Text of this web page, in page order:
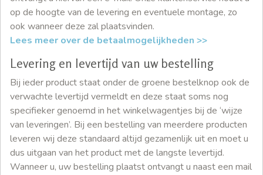
op de hoogte van de levering en eventuele montage, zo
ook wanneer deze zal plaatsvinden.
Lees meer over de betaalmogelijkheden >>
Levering en levertijd van uw bestelling
Bij ieder product staat onder de groene bestelknop ook de
verwachte levertijd vermeldt en deze staat soms nog
specifieker genoemd in het winkelwagentjes bij de ‘wijze
van leveringen’. Bij een bestelling van meerdere producten
leveren wij deze standaard altijd gezamenlijk uit en moet u
dus uitgaan van het product met de langste levertijd.
Wanneer u, uw bestelling plaatst ontvangt u naast een mail